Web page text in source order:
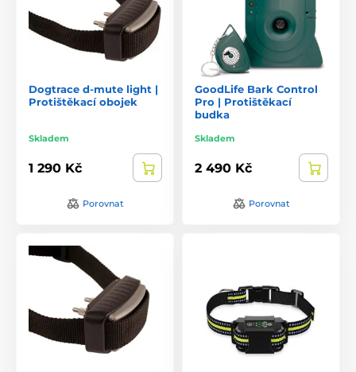
Dogtrace d-mute light |
Protištěkací obojek
Skladem
1 290 Kč
Porovnat
GoodLife Bark Control
Pro | Protištěkací
budka
Skladem
2 490 Kč
Porovnat